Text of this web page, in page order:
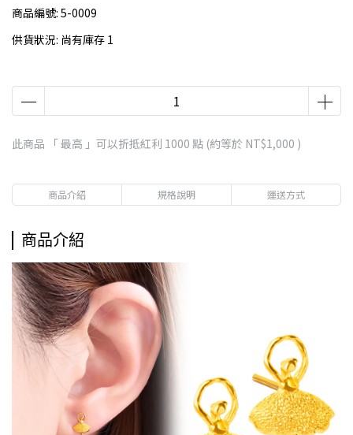
商品編號: 5-0009
供貨狀況: 尚有庫存 1
此商品 「 最高 」可以折抵紅利 1000 點 (約等於 NT$1,000 )
商品介紹 規格說明 運送方式
商品介紹